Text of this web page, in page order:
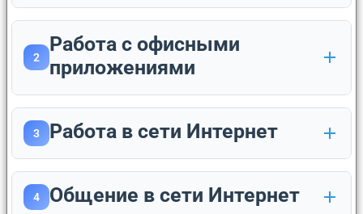
2
Работа с офисными
приложениями
3 Работа в сети Интернет
4 Общение в сети Интернет